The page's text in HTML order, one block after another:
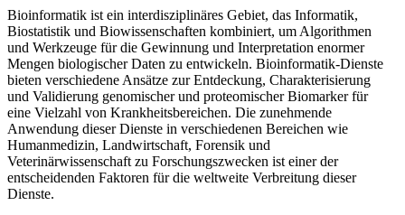
Bioinformatik ist ein interdisziplinäres Gebiet, das Informatik,
Biostatistik und Biowissenschaften kombiniert, um Algorithmen
und Werkzeuge für die Gewinnung und Interpretation enormer
Mengen biologischer Daten zu entwickeln. Bioinformatik-Dienste
bieten verschiedene Ansätze zur Entdeckung, Charakterisierung
und Validierung genomischer und proteomischer Biomarker für
eine Vielzahl von Krankheitsbereichen. Die zunehmende
Anwendung dieser Dienste in verschiedenen Bereichen wie
Humanmedizin, Landwirtschaft, Forensik und
Veterinärwissenschaft zu Forschungszwecken ist einer der
entscheidenden Faktoren für die weltweite Verbreitung dieser
Dienste.